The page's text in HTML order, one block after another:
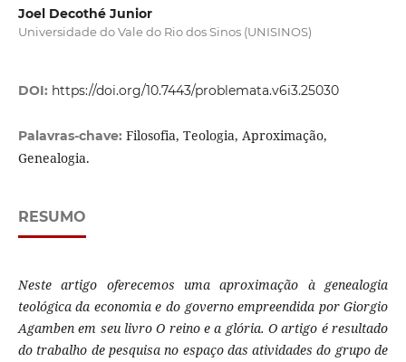
Joel Decothé Junior
Universidade do Vale do Rio dos Sinos (UNISINOS)
DOI: https://doi.org/10.7443/problemata.v6i3.25030
Palavras-chave: Filosofia, Teologia, Aproximação,
Genealogia.
RESUMO
Neste artigo oferecemos uma aproximação à genealogia
teológica da economia e do governo empreendida por Giorgio
Agamben em seu livro O reino e a glória. O artigo é resultado
do trabalho de pesquisa no espaço das atividades do grupo de